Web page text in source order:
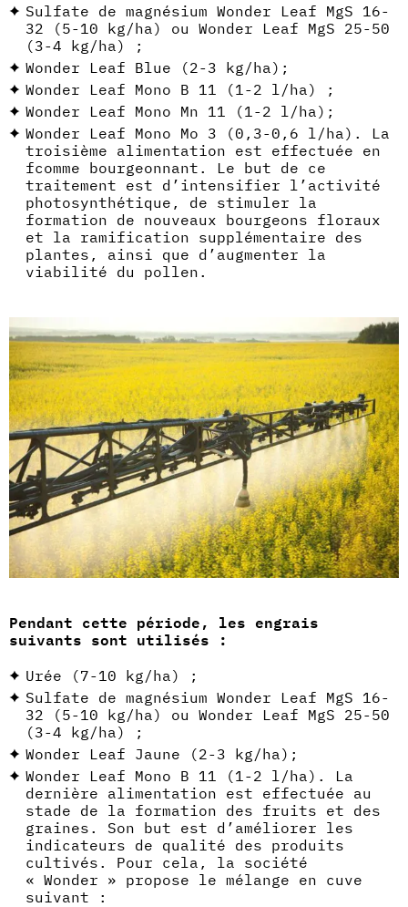
Sulfate de magnésium Wonder Leaf MgS 16-
32 (5-10 kg/ha) ou Wonder Leaf MgS 25-50
(3-4 kg/ha) ;
Wonder Leaf Blue (2-3 kg/ha);
Wonder Leaf Mono B 11 (1-2 l/ha) ;
Wonder Leaf Mono Mn 11 (1-2 l/ha);
Wonder Leaf Mono Mo 3 (0,3-0,6 l/ha). La
troisième alimentation est effectuée en
fcomme bourgeonnant. Le but de ce
traitement est d’intensifier l’activité
photosynthétique, de stimuler la
formation de nouveaux bourgeons floraux
et la ramification supplémentaire des
plantes, ainsi que d’augmenter la
viabilité du pollen.
Pendant cette période, les engrais
suivants sont utilisés :
Urée (7-10 kg/ha) ;
Sulfate de magnésium Wonder Leaf MgS 16-
32 (5-10 kg/ha) ou Wonder Leaf MgS 25-50
(3-4 kg/ha) ;
Wonder Leaf Jaune (2-3 kg/ha);
Wonder Leaf Mono B 11 (1-2 l/ha). La
dernière alimentation est effectuée au
stade de la formation des fruits et des
graines. Son but est d’améliorer les
indicateurs de qualité des produits
cultivés. Pour cela, la société
« Wonder » propose le mélange en cuve
suivant :